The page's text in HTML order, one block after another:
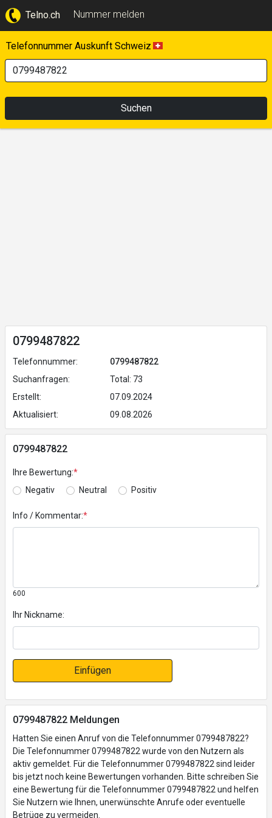
Telno.ch Nummer melden
Telefonnummer Auskunft Schweiz
Suchen
0799487822
Telefonnummer:
0799487822
Suchanfragen:
Total: 73
Erstellt:
07.09.2024
Aktualisiert:
09.08.2026
0799487822
Ihre Bewertung:*
Negativ
Neutral Positiv
Info / Kommentar:*
600
Ihr Nickname:
Einfügen
0799487822 Meldungen
Hatten Sie einen Anruf von die Telefonnummer 0799487822?
Die Telefonnummer 0799487822 wurde von den Nutzern als
aktiv gemeldet. Für die Telefonnummer 0799487822 sind leider
bis jetzt noch keine Bewertungen vorhanden. Bitte schreiben Sie
eine Bewertung für die Telefonnummer 0799487822 und helfen
Sie Nutzern wie Ihnen, unerwünschte Anrufe oder eventuelle
Betrüge zu vermeiden.